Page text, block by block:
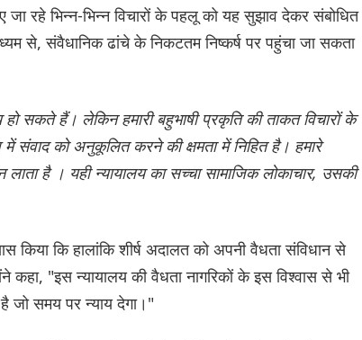
जा रहे भिन्न-भिन्न विचारों के पहलू को यह सुझाव देकर संबोधित
से, संवैधानिक ढांचे के निकटतम निष्कर्ष पर पहुंचा जा सकता
सकते हैं। लेकिन हमारी बहुभाषी प्रकृति की ताकत विचारों के
को अनुकूलित करने की क्षमता में निहित है। हमारे
है । यही न्यायालय का सच्चा सामाजिक लोकाचार, उसकी
कि हालांकि शीर्ष अदालत को अपनी वैधता संविधान से
"इस न्यायालय की वैधता नागरिकों के इस विश्वास से भी
है जो समय पर न्याय देगा।"